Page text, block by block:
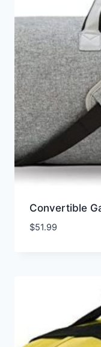
Convertible
$51.99